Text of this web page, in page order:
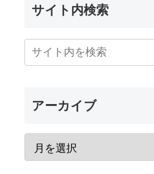
サイト内検索
アーカイブ